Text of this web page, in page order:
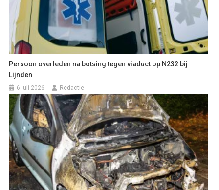
Persoon overleden na botsing tegen viaduct op N232 bij
Lijnden
6 juli 2026 Redactie